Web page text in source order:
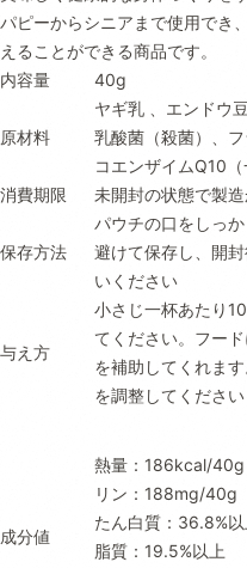
パピーからシニアまで使用でき
えることができる商品です。
内容量
40g
原材料
ヤギ乳 、エンドウ
乳酸菌（殺菌）、
コエンザイムQ10
消費期限
未開封の状態で製
保存方法
パウチの口をしっ
避けて保存し、開
いください
与え方
小さじ一杯あたり
てください。フー
を補助してくれま
を調整してください
成分値
熱量：186kcal/40g
リン：188mg/40g
たん白質：36.8%以
脂質：19.5%以上